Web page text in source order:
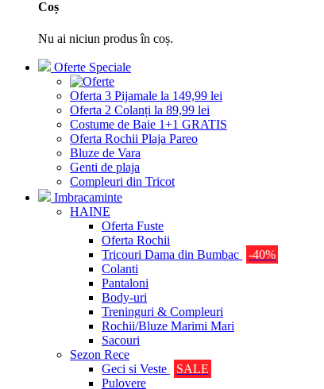
Coș
Nu ai niciun produs în coș.
Oferte Speciale
Oferta 3 Pijamale la 149,99 lei
Oferta 2 Colanți la 89,99 lei
Costume de Baie 1+1 GRATIS
Oferta Rochii Plaja Pareo
Bluze de Vara
Genti de plaja
Compleuri din Tricot
Imbracaminte
HAINE
Oferta Fuste
Oferta Rochii
Tricouri Dama din Bumbac
-40%
Colanti
Pantaloni
Body-uri
Treninguri & Compleuri
Rochii/Bluze Marimi Mari
Sacouri
Sezon Rece
Geci si Veste
SALE
Pulovere